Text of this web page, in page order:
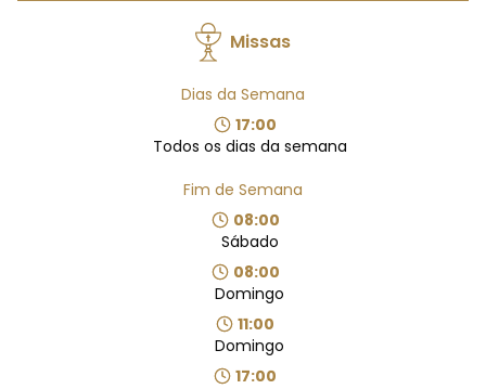
Missas
Dias da Semana
17:00
Todos os dias da semana
Fim de Semana
08:00
Sábado
08:00
Domingo
11:00
Domingo
17:00